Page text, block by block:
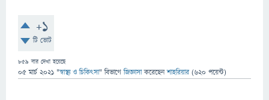
+1
টি ভোট
859 বার দেখা হয়েছে
05 মার্চ 2021 "স্বাস্থ্য ও চিকিৎসা" বিভাগে জিজ্ঞাসাকরেছেনশাহরিয়ার (620 পয়েন্ট)